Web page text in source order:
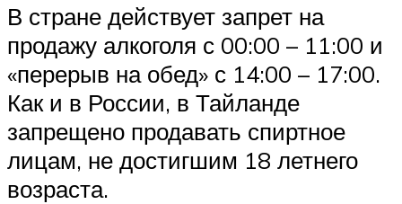
В стране действует запрет на
продажу алкоголя с 00:00 – 11:00 и
«перерыв на обед» с 14:00 – 17:00.
Как и в России, в Тайланде
запрещено продавать спиртное
лицам, не достигшим 18 летнего
возраста.